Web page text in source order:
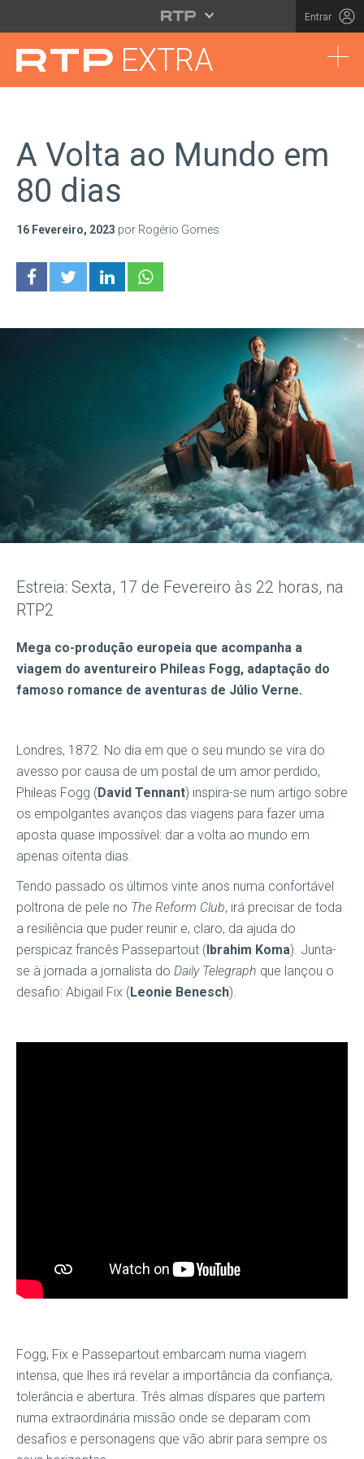
Saltar para o conteúdo principal
Entrar
EXTRA
A Volta ao Mundo em
80 dias
16 Fevereiro, 2023 por Rogério Gomes
Estreia: Sexta, 17 de Fevereiro às 22 horas, na
RTP2
Mega co-produção europeia que acompanha a
viagem do aventureiro Phileas Fogg, adaptação do
famoso romance de aventuras de Júlio Verne.
Londres, 1872. No dia em que o seu mundo se vira do
avesso por causa de um postal de um amor perdido,
Phileas Fogg (David Tennant) inspira-se num artigo sobre
os empolgantes avanços das viagens para fazer uma
aposta quase impossível: dar a volta ao mundo em
apenas oitenta dias.
Tendo passado os últimos vinte anos numa confortável
poltrona de pele no The Reform Club, irá precisar de toda
a resiliência que puder reunir e, claro, da ajuda do
perspicaz francês Passepartout (Ibrahim Koma). Junta-
se à jornada a jornalista do Daily Telegraph que lançou o
desafio: Abigail Fix (Leonie Benesch).
Fogg, Fix e Passepartout embarcam numa viagem
intensa, que lhes irá revelar a importância da confiança,
tolerância e abertura. Três almas díspares que partem
numa extraordinária missão onde se deparam com
desafios e personagens que vão abrir para sempre os